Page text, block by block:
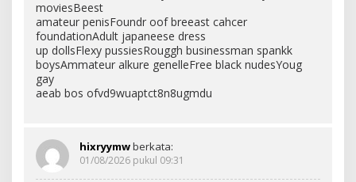
moviesBeest
amateur penisFoundr oof breeast cahcer
foundationAdult japaneese dress
up dollsFlexy pussiesRouggh businessman spankk
boysAmmateur alkure genelleFree black nudesYoug
gay
aeab bos ofvd9wuaptct8n8ugmdu
hixryymwberkata:
01/08/2026 pukul 09:31